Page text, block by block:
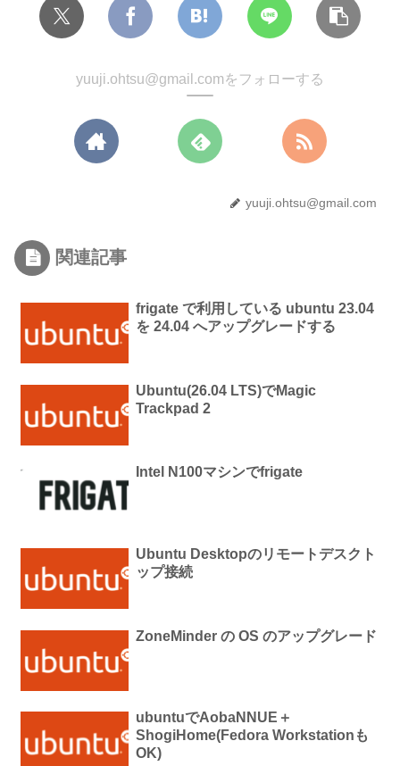
yuuji.ohtsu@gmail.comをフォローする
yuuji.ohtsu@gmail.com
関連記事
frigate で利用している ubuntu 23.04
を 24.04 へアップグレードする
Ubuntu(26.04 LTS)でMagic
Trackpad 2
Intel N100マシンでfrigate
Ubuntu Desktopのリモートデスクト
ップ接続
ZoneMinder の OS のアップグレード
ubuntuでAobaNNUE＋
ShogiHome(Fedora Workstationも
OK)